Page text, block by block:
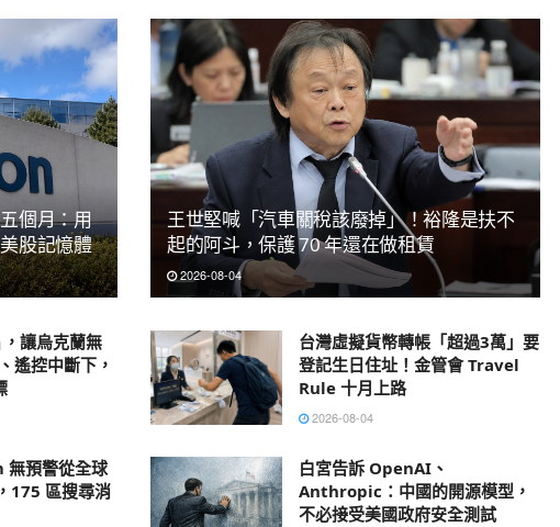
個月：用
股記憶體
王世堅喊「汽車關稅該廢掉」！裕隆是扶不
起的阿斗，保護 70 年還在做租賃
2026-08-04
讓烏克蘭無
遙控中斷下，
台灣虛擬貨幣轉帳「超過3萬」要
登記生日住址！金管會 Travel
Rule 十月上路
2026-08-04
預警從全球
175 區搜尋消
白宮告訴 OpenAI、
Anthropic：中國的開源模型，
不必接受美國政府安全測試